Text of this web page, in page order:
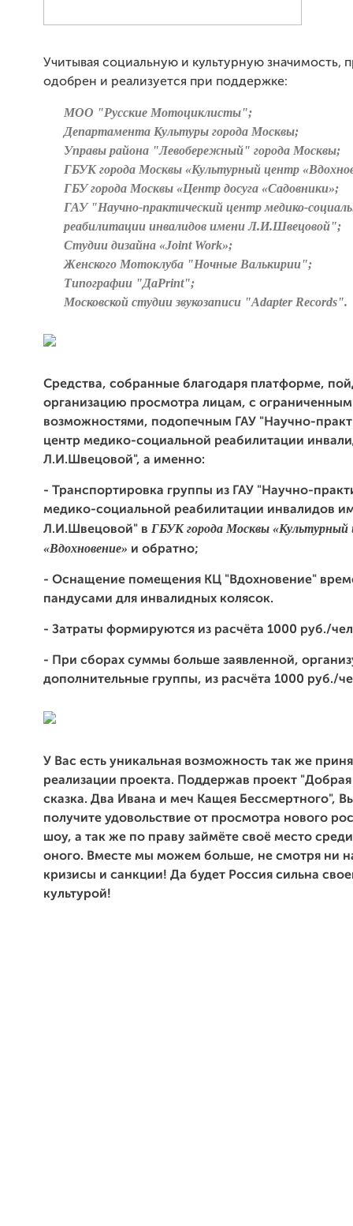
Учитывая социальную и культурную значимость,
одобрен и реализуется при поддержке:
МОО "Русские Мотоциклисты";
Департамента Культуры города Москвы;
Управы района "Левобережный" города Москвы;
ГБУК города Москвы «Культурный центр
ГБУ города Москвы «Центр досуга «Садовники»;
ГАУ "Научно-практический центр медико-
реабилитации инвалидов имени Л.И.Швецовой";
Студии дизайна «Joint Work»;
Женского Мотоклуба "Ночные Валькирии";
Типографии "ДаPrint";
Московской студии звукозаписи "Adapter Records".
Средства, собранные благодаря платформе,
организацию просмотра лицам, с
возможностями, подопечным ГАУ "Научно-
центр медико-социальной реабилитации
Л.И.Швецовой", а именно:
- Транспортировка группы из ГАУ "Научно-
медико-социальной реабилитации инвалидов
Л.И.Швецовой" в ГБУК города Москвы «Культурный
«Вдохновение» и обратно;
- Оснащение помещения КЦ "Вдохновение"
пандусами для инвалидных колясок.
- Затраты формируются из расчёта 1000 руб./
- При сборах суммы больше заявленной,
дополнительные группы, из расчёта 1000 руб./
У Вас есть уникальная возможность так же
реализации проекта. Поддержав проект "Добрая
сказка. Два Ивана и меч Кащея Бессмертного",
получите удовольствие от просмотра нового
шоу, а так же по праву займёте своё место
оного. Вместе мы можем больше, не смотря ни
кризисы и санкции! Да будет Россия сильна
культурой!